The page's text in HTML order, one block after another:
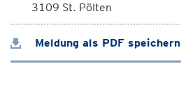
3109 St. Pölten
Meldung als PDF speichern